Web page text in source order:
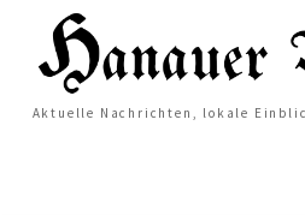
Aktuelle Nachrichten, lokale